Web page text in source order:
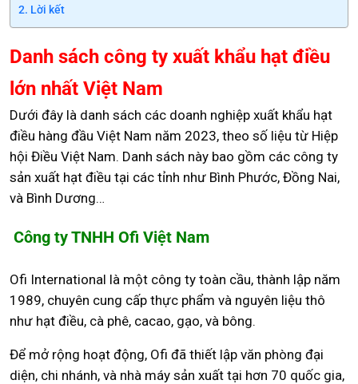
Lời kết
Danh sách công ty xuất khẩu hạt điều
lớn nhất Việt Nam
Dưới đây là danh sách các doanh nghiệp xuất khẩu hạt
điều hàng đầu Việt Nam năm 2023, theo số liệu từ Hiệp
hội Điều Việt Nam. Danh sách này bao gồm các công ty
sản xuất hạt điều tại các tỉnh như Bình Phước, Đồng Nai,
và Bình Dương…
Công ty TNHH Ofi Việt Nam
Ofi International là một công ty toàn cầu, thành lập năm
1989, chuyên cung cấp thực phẩm và nguyên liệu thô
như hạt điều, cà phê, cacao, gạo, và bông.
Để mở rộng hoạt động, Ofi đã thiết lập văn phòng đại
diện, chi nhánh, và nhà máy sản xuất tại hơn 70 quốc gia,